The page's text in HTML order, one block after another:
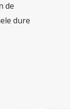
de
dure